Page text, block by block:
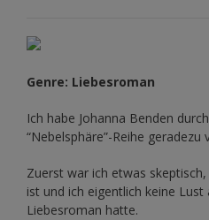
Genre: Liebesroman
Ich habe Johanna Benden
“Nebelsphäre”-Reihe geradezu
Zuerst war ich etwas
ist und ich eigentlich keine Lust
Liebesroman hatte.